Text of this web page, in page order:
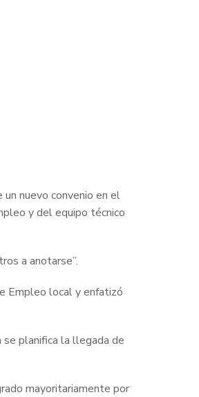
nuevo convenio en el
y del equipo técnico
a anotarse”.
Empleo local y enfatizó
se planifica la llegada de
mayoritariamente por